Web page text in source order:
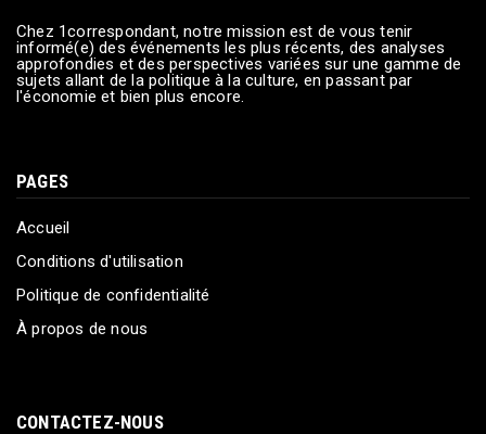
Chez 1correspondant, notre mission est de vous tenir
informé(e) des événements les plus récents, des analyses
approfondies et des perspectives variées sur une gamme de
sujets allant de la politique à la culture, en passant par
l'économie et bien plus encore.
PAGES
Accueil
Conditions d'utilisation
Politique de confidentialité
À propos de nous
CONTACTEZ-NOUS